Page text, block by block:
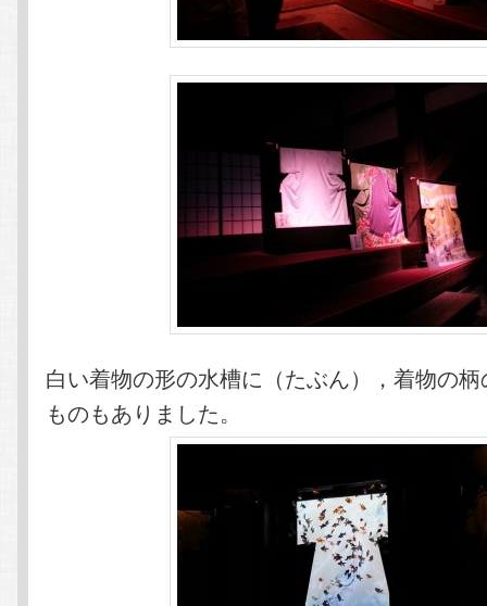
白い着物の形の水槽に（たぶん），着物の
ものもありました。